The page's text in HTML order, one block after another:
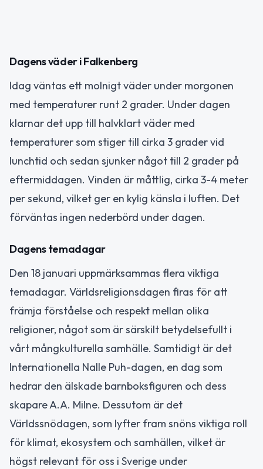
Dagens väder i Falkenberg
Idag väntas ett molnigt väder under morgonen
med temperaturer runt 2 grader. Under dagen
klarnar det upp till halvklart väder med
temperaturer som stiger till cirka 3 grader vid
lunchtid och sedan sjunker något till 2 grader på
eftermiddagen. Vinden är måttlig, cirka 3-4 meter
per sekund, vilket ger en kylig känsla i luften. Det
förväntas ingen nederbörd under dagen.
Dagens temadagar
Den 18 januari uppmärksammas flera viktiga
temadagar. Världsreligionsdagen firas för att
främja förståelse och respekt mellan olika
religioner, något som är särskilt betydelsefullt i
vårt mångkulturella samhälle. Samtidigt är det
Internationella Nalle Puh-dagen, en dag som
hedrar den älskade barnboksfiguren och dess
skapare A.A. Milne. Dessutom är det
Världssnödagen, som lyfter fram snöns viktiga roll
för klimat, ekosystem och samhällen, vilket är
högst relevant för oss i Sverige under